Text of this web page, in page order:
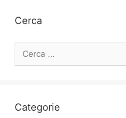
Cerca
Ricerca
Categorie